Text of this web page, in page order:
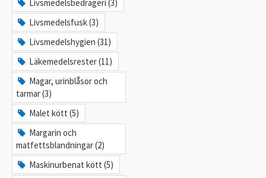
Livsmedelsbedrägeri (3)
Livsmedelsfusk (3)
Livsmedelshygien (31)
Läkemedelsrester (11)
Magar, urinblåsor och
tarmar (3)
Malet kött (5)
Margarin och
matfettsblandningar (2)
Maskinurbenat kött (5)